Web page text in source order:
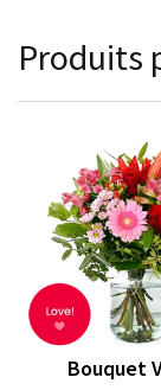
Produits
Bouquet